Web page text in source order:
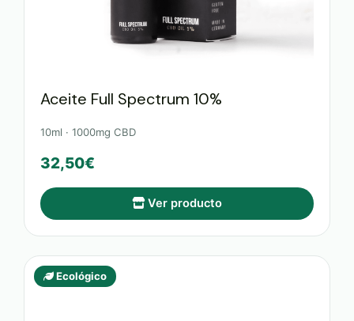
Aceite Full Spectrum 10%
10ml · 1000mg CBD
32,50€
Ver producto
Ecológico